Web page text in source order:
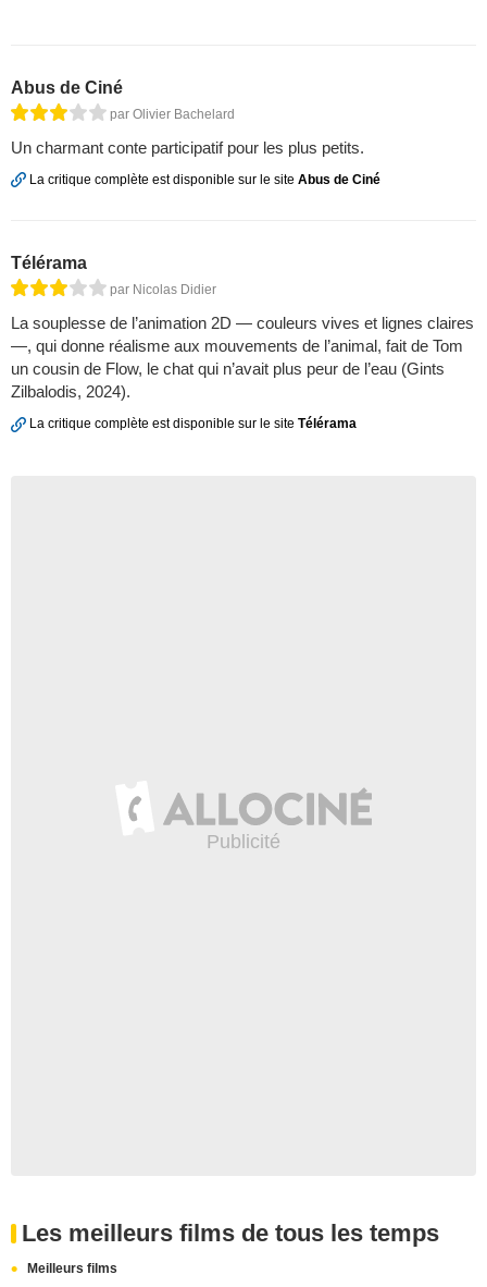
Abus de Ciné
par Olivier Bachelard
Un charmant conte participatif pour les plus petits.
La critique complète est disponible sur le site Abus de Ciné
Télérama
par Nicolas Didier
La souplesse de l’animation 2D — couleurs vives et lignes claires
—, qui donne réalisme aux mouvements de l’animal, fait de Tom
un cousin de Flow, le chat qui n’avait plus peur de l’eau (Gints
Zilbalodis, 2024).
La critique complète est disponible sur le site Télérama
Les meilleurs films de tous les temps
Meilleurs films